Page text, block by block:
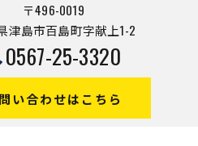
〒496-0019
津島市百島町字献上1-2
0567-25-3320
い合わせはこちら